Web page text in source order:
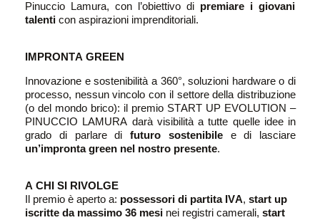
Pinuccio Lamura, con l’obiettivo di premiare i giovani
talenti con aspirazioni imprenditoriali.
IMPRONTA GREEN
Innovazione e sostenibilità a 360°, soluzioni hardware o di
processo, nessun vincolo con il settore della distribuzione
(o del mondo brico): il premio START UP EVOLUTION –
PINUCCIO LAMURA darà visibilità a tutte quelle idee in
grado di parlare di futuro sostenibilee di lasciare
un’impronta green nel nostro presente.
A CHI SI RIVOLGE
Il premio è aperto a: possessori di partita IVA, start up
iscritte da massimo 36 mesi nei registri camerali, start